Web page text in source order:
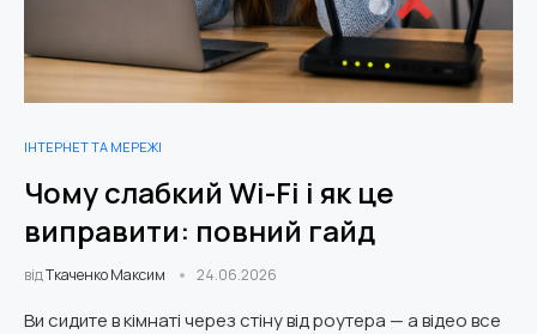
ІНТЕРНЕТ ТА МЕРЕЖІ
Чому слабкий Wi-Fi і як це
виправити: повний гайд
відТкаченко Максим 24.06.2026
Ви сидите в кімнаті через стіну від роутера — а відео все